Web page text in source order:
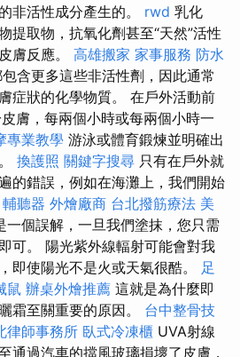
非活性成分產生的。 rwd 乳化
提取物，抗氧化劑甚至“天然”活性
膚反應。 高雄搬家 家事服務 防水
含更多這些非活性劑，因此通常
症狀的化學物質。 在戶外活動前
膚，每兩個小時或每兩個小時一
專業教學 游泳或體育鍛煉並明確出
換護照 關鍵字搜尋 只有在戶外就
的錯誤，例如在海灘上，我們開始
輔聽器 外燴廠商 台北撥筋療法 美
一個誤解，一旦我們塗抹，您只需
可。 陽光紫外線輻射可能會對我
即使陽光不是火或天氣很酷。 足
鼠 辦桌外燴推薦 這就是為什麼即
霜至關重要的原因。 台中整骨技
律師事務所 臥式冷凍櫃 UVA射線
通過汽車的擋風玻璃損壞了皮膚，